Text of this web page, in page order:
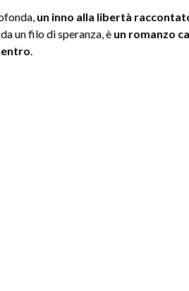
un inno alla libertà
un filo di speranza, è un romanzo
.